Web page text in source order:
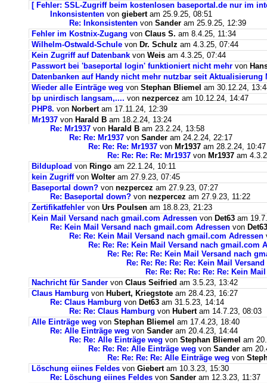
[ Fehler: SSL-Zugriff beim kostenlosen baseportal.de nur im
Inkonsistenten von giebertam 25.9.25, 08:51
Re: Inkonsistenten von Sander am 25.9.25, 12:39
Fehler im Kostnix-Zugang von Claus S. am 8.4.25, 11:34
Wilhelm-Ostwald-Schule von Dr. Schulz am 4.3.25, 07:44
Kein Zugriff auf Datenbank von Weis am 4.3.25, 07:44
Passwort bei 'baseportal login' funktioniert nicht mehr von
Datenbanken auf Handy nicht mehr nutzbar seit Aktualisierung
Wieder alle Einträge weg von Stephan Bliemel am 30.12.24,
bp unirdisch langsam,.... von nezpercez am 10.12.24, 14:47
PHP8. von Norbertam 17.11.24, 12:39
Mr1937 von Harald B am 18.2.24, 13:24
Re: Mr1937 von Harald B am 23.2.24, 13:58
Re: Re: Mr1937 von Sander am 24.2.24, 22:17
Re: Re: Re: Mr1937 von Mr1937 am 28.2.24, 10:47
Re: Re: Re: Re: Mr1937 von Mr1937 am
Bildupload von Ringo am 22.1.24, 10:11
kein Zugriffvon Wolter am 27.9.23, 07:45
Baseportal down? von nezpercez am 27.9.23, 07:27
Re: Baseportal down? von nezpercez am 27.9.23, 11:22
Zertifikatfehler von Urs Poulsen am 18.8.23, 21:23
Kein Mail Versand nach gmail.com Adressen von Det63 am
Re: Kein Mail Versand nach gmail.com Adressen von Det63
Re: Re: Kein Mail Versand nach gmail.com Adressen
Re: Re: Re: Kein Mail Versand nach gmail.com
Re: Re: Re: Re: Kein Mail Versand nach
Re: Re: Re: Re: Re: Kein Mail
Re: Re: Re: Re: Re: Re: Kein
Nachricht für Sander von Claus Seifried am 3.5.23, 13:42
Claus Hamburg von Hubert, Kriegstote am 28.4.23, 16:27
Re: Claus Hamburg von Det63 am 31.5.23, 14:14
Re: Re: Claus Hamburg von Hubertam 14.7.23, 08:03
Alle Einträge weg von Stephan Bliemel am 17.4.23, 18:40
Re: Alle Einträge weg von Sander am 20.4.23, 14:44
Re: Re: Alle Einträge weg von Stephan Bliemel am
Re: Re: Re: Alle Einträge weg von Sander am
Re: Re: Re: Re: Alle Einträge weg von
Löschung eiines Feldes von Giebertam 10.3.23, 15:30
Re: Löschung eiines Feldes von Sander am 12.3.23, 11:37